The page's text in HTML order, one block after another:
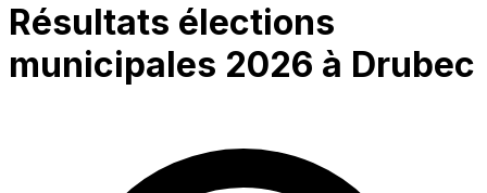
Résultats élections
municipales 2026 à Drubec